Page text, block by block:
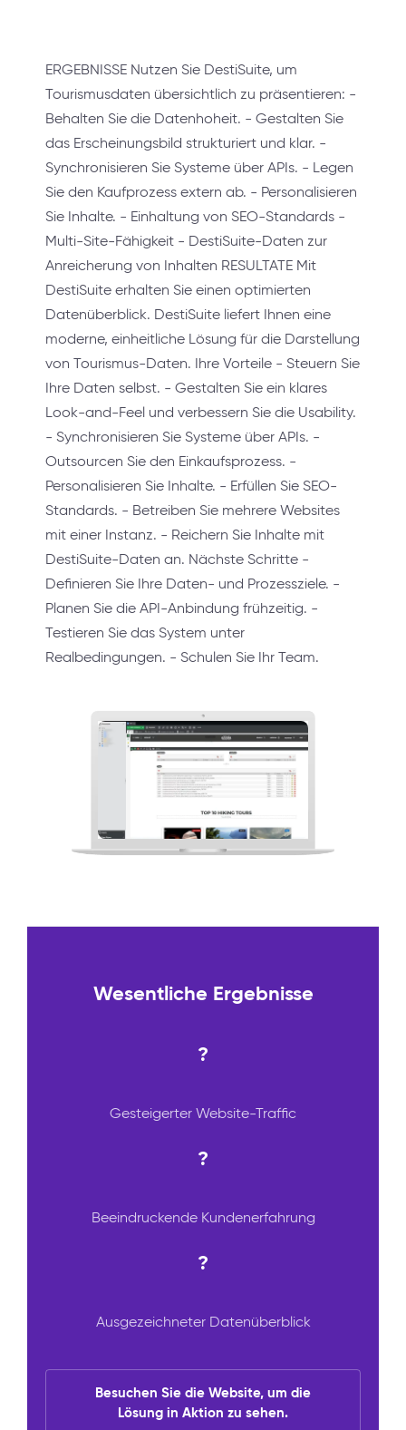
ERGEBNISSE Nutzen Sie DestiSuite, um
Tourismusdaten übersichtlich zu präsentieren: -
Behalten Sie die Datenhoheit. - Gestalten Sie
das Erscheinungsbild strukturiert und klar. -
Synchronisieren Sie Systeme über APIs. - Legen
Sie den Kaufprozess extern ab. - Personalisieren
Sie Inhalte. - Einhaltung von SEO-Standards -
Multi-Site-Fähigkeit - DestiSuite-Daten zur
Anreicherung von Inhalten RESULTATE Mit
DestiSuite erhalten Sie einen optimierten
Datenüberblick. DestiSuite liefert Ihnen eine
moderne, einheitliche Lösung für die Darstellung
von Tourismus-Daten. Ihre Vorteile - Steuern Sie
Ihre Daten selbst. - Gestalten Sie ein klares
Look-and-Feel und verbessern Sie die Usability.
- Synchronisieren Sie Systeme über APIs. -
Outsourcen Sie den Einkaufsprozess. -
Personalisieren Sie Inhalte. - Erfüllen Sie SEO-
Standards. - Betreiben Sie mehrere Websites
mit einer Instanz. - Reichern Sie Inhalte mit
DestiSuite-Daten an. Nächste Schritte -
Definieren Sie Ihre Daten- und Prozessziele. -
Planen Sie die API-Anbindung frühzeitig. -
Testieren Sie das System unter
Realbedingungen. - Schulen Sie Ihr Team.
Wesentliche Ergebnisse
?
Gesteigerter Website-Traffic
?
Beeindruckende Kundenerfahrung
?
Ausgezeichneter Datenüberblick
Besuchen Sie die Website, um die
Lösung in Aktion zu sehen.